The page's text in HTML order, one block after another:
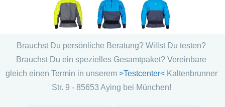
Brauchst Du persönliche Beratung? Willst Du testen?
Brauchst Du ein spezielles Gesamtpaket? Vereinbare
gleich einen Termin in unserem>Testcenter< Kaltenbrunner
Str. 9 - 85653 Aying bei München!